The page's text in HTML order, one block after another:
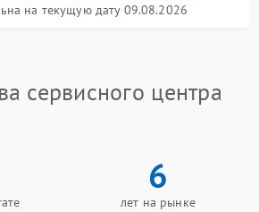
на текущую дату 09.08.2026
сервисного центра
6
лет на рынке